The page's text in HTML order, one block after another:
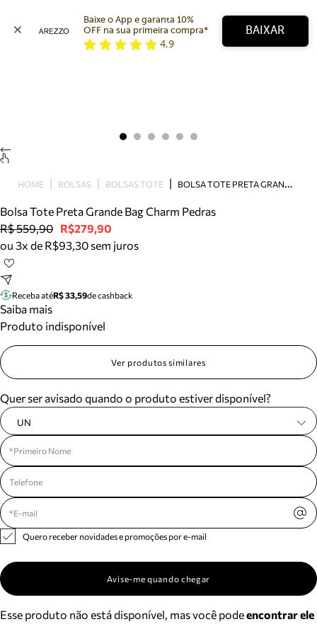
Bolsa
Tamanco
Tênis
Mule
Tire dúvidas sobre pedidos, devoluções e mais.
Meus pedidos
Acompanhe seus pedidos e solicite devoluções.
Baixe o App e garanta 10%
OFF na sua primeira compra*
4,9
BAIXAR
HOME BOLSAS BOLSAS TOTE B
OLSA TOTE PRETA GRANDE BAG CHARM PEDRAS
Bolsa Tote Preta Grande Bag Charm Pedras
R$ 559,90 R$279,90
ou 3x de R$93,30 sem juros
Receba atéR$ 33,59de cashback
Saiba mais
Produto indisponível
Ver produtos similares
Quer ser avisado quando o produto estiver disponível?
UN
Quero receber novidades e promoções por e-mail
Avise-me quando chegar
Esse produto não está disponível, mas você podeencontrar ele